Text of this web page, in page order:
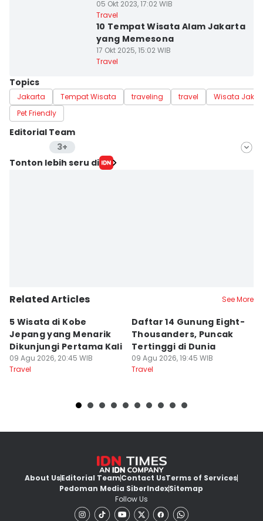
05 Okt 2023, 17:02 WIB
Travel
10 Tempat Wisata Alam Jakarta
yang Memesona
17 Okt 2025, 15:02 WIB
Travel
Topics
Jakarta Tempat Wisata traveling travel
Wisata
Pet Friendly
Editorial Team
3+
Editor
Tonton lebih seru di
Related Articles See More
5 Wisata di Kobe
Jepang yang Menarik
Dikunjungi Pertama Kali
09 Agu 2026, 20:45 WIB
Travel
Daftar 14 Gunung Eight-
Thousanders, Puncak
Tertinggi di Dunia
09 Agu 2026, 19:45 WIB
Travel
About UsEditorial TeamContact UsTerms of Services
Pedoman Media SiberIndexSitemap
Follow Us